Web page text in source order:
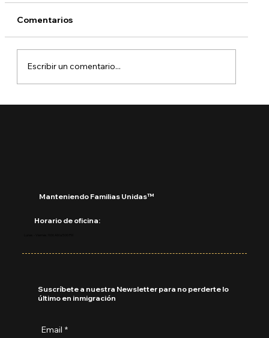
Comentarios
Escribir un comentario...
Manteniendo Familias Unidas™
Horario de oficina:
Email *
Suscríbete a nuestra Newsletter para no perderte lo
último en inmigración